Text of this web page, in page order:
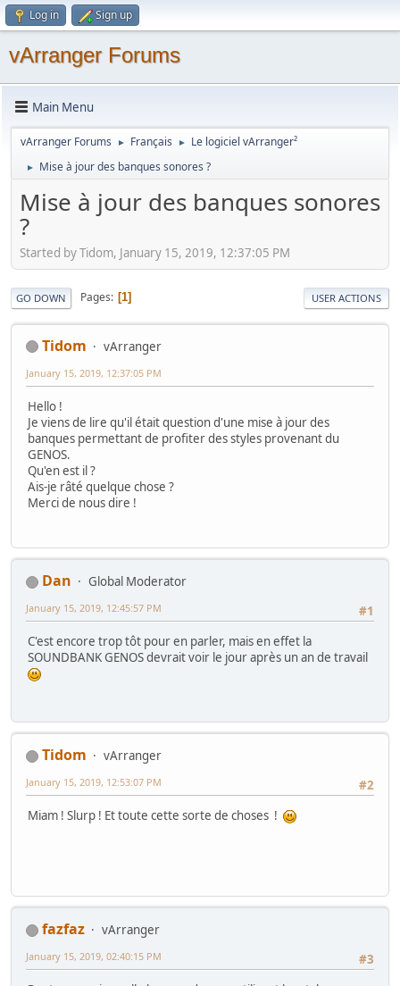
Log in Sign up
vArranger Forums
Main Menu
vArranger Forums ► Français ► Le logiciel vArranger²
► Mise à jour des banques sonores ?
Mise à jour des banques sonores
?
Started by Tidom, January 15, 2019, 12:37:05 PM
GO DOWN Pages 1 USER ACTIONS
Tidom vArranger
January 15, 2019, 12:37:05 PM
Hello !
Je viens de lire qu'il était question d'une mise à jour des
banques permettant de profiter des styles provenant du
GENOS.
Qu'en est il ?
Ais-je râté quelque chose ?
Merci de nous dire !
Dan
Global Moderator
#1
January 15, 2019, 12:45:57 PM
C'est encore trop tôt pour en parler, mais en effet la
SOUNDBANK GENOS devrait voir le jour après un an de travail
Tidom
vArranger
#2
January 15, 2019, 12:53:07 PM
Miam ! Slurp ! Et toute cette sorte de choses !
fazfaz
vArranger
#3
January 15, 2019, 02:40:15 PM